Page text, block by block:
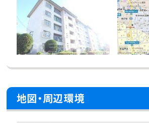
地図・周辺環境